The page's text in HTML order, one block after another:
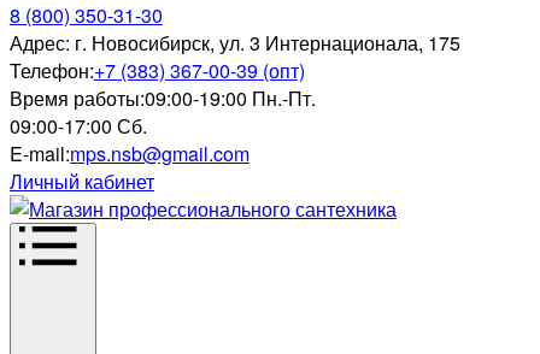
8 (800) 350-31-30
Адрес: г. Новосибирск, ул. 3 Интернационала, 175
Телефон:+7 (383) 367-00-39 (опт)
Время работы:09:00-19:00 Пн.-Пт.
09:00-17:00 Сб.
E-mail:mps.nsb@gmail.com
Личный кабинет